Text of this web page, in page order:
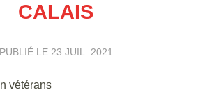
CALAIS
PUBLIÉ LE 23 JUIL. 2021
vétérans